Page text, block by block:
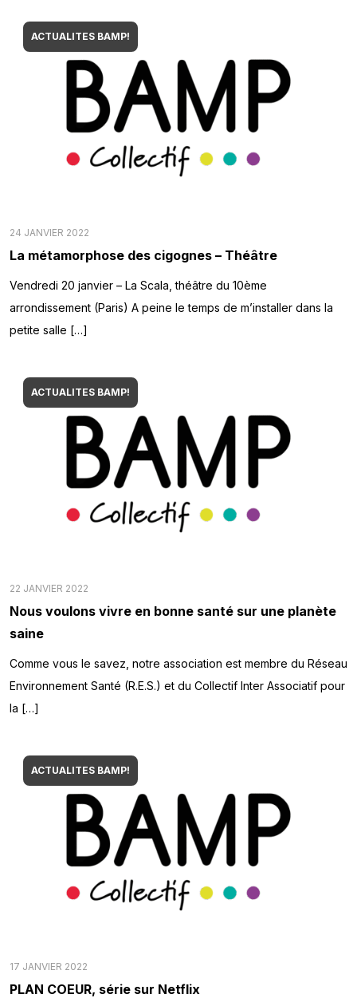
ACTUALITES BAMP!
24 JANVIER 2022
La métamorphose des cigognes – Théâtre
Vendredi 20 janvier – La Scala, théâtre du 10ème
arrondissement (Paris) A peine le temps de m’installer dans la
petite salle […]
ACTUALITES BAMP!
22 JANVIER 2022
Nous voulons vivre en bonne santé sur une planète
saine
Comme vous le savez, notre association est membre du Réseau
Environnement Santé (R.E.S.) et du Collectif Inter Associatif pour
la […]
ACTUALITES BAMP!
17 JANVIER 2022
PLAN COEUR, série sur Netflix